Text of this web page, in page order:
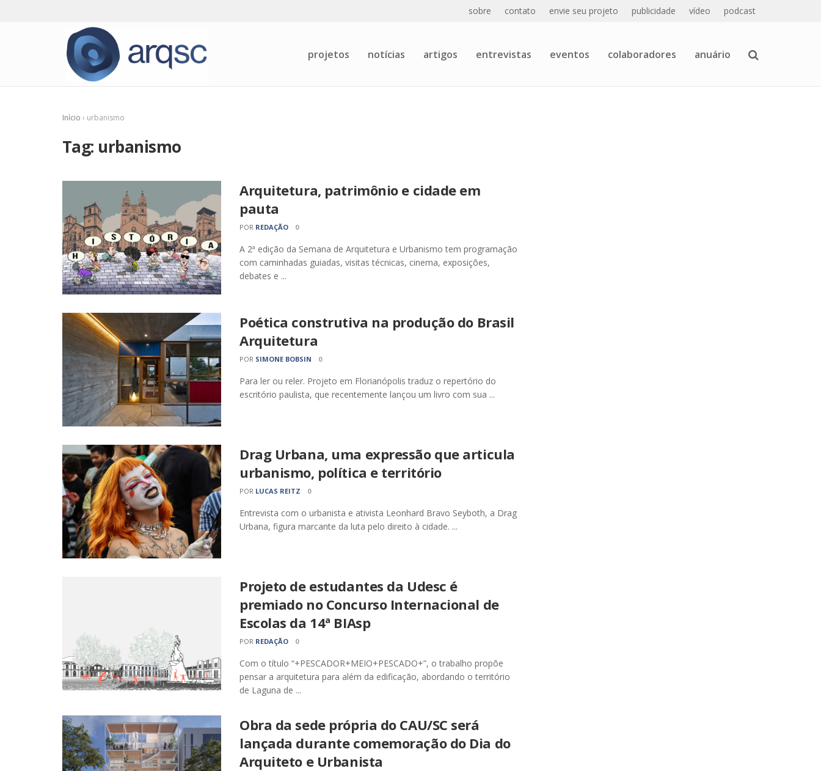
sobre contato envie seu projeto publicidade vídeo podcast
projetos notícias artigos entrevistas eventos colaboradores anuário
Início › urbanismo
Tag: urbanismo
Arquitetura, patrimônio e cidade em
pauta
POR REDAÇÃO 0
A 2ª edição da Semana de Arquitetura e Urbanismo tem programação
com caminhadas guiadas, visitas técnicas, cinema, exposições,
debates e ...
Poética construtiva na produção do Brasil
Arquitetura
POR SIMONE BOBSIN 0
Para ler ou reler. Projeto em Florianópolis traduz o repertório do
escritório paulista, que recentemente lançou um livro com sua ...
Drag Urbana, uma expressão que articula
urbanismo, política e território
POR LUCAS REITZ 0
Entrevista com o urbanista e ativista Leonhard Bravo Seyboth, a Drag
Urbana, figura marcante da luta pelo direito à cidade. ...
Projeto de estudantes da Udesc é
premiado no Concurso Internacional de
Escolas da 14ª BIAsp
POR REDAÇÃO 0
Com o título “+PESCADOR+MEIO+PESCADO+”, o trabalho propõe
pensar a arquitetura para além da edificação, abordando o território
de Laguna de ...
Obra da sede própria do CAU/SC será
lançada durante comemoração do Dia do
Arquiteto e Urbanista